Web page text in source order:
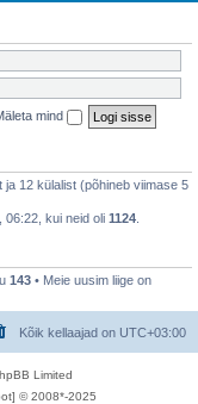
mind
12 külalist (põhineb viimase 5
06:22, kui neid oli 1124
143 • Meie uusim liige on
Kõik kellaajad on UTC+03:00
Limited
© 2008*-2025